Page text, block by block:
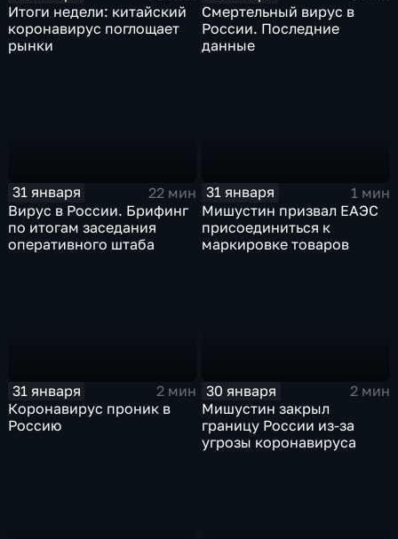
Итоги недели: китайский
коронавирус поглощает
рынки
Смертельный вирус в
России. Последние
данные
31 января
22 мин
Вирус в России. Брифинг
по итогам заседания
оперативного штаба
31 января
1 мин
Мишустин призвал ЕАЭС
присоединиться к
маркировке товаров
31 января
2 мин
Коронавирус проник в
Россию
30 января
2 мин
Мишустин закрыл
границу России из-за
угрозы коронавируса